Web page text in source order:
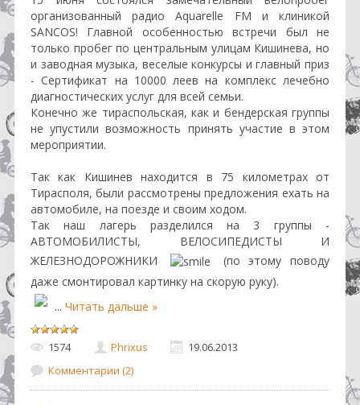
организованный радио Aquarelle FM и клиникой
SANCOS! Главной особенностью встречи был не
только пробег по центральным улицам Кишинева, но
и заводная музыка, веселые конкурсы и главный приз
- Сертификат на 10000 леев на комплекс лечебно
диагностических услуг для всей семьи.
Конечно же тираспольская, как и бендерская группы
не упустили возможность принять участие в этом
мероприятии.
Так как Кишинев находится в 75 километрах от
Тирасполя, были рассмотрены предложения ехать на
автомобиле, на поезде и своим ходом.
Так наш лагерь разделился на 3 группы -
АВТОМОБИЛИСТЫ, ВЕЛОСИПЕДИСТЫ И
ЖЕЛЕЗНОДОРОЖНИКИ
(по этому поводу
даже смонтировал картинку на скорую руку).
... Читать дальше »
1574 Phrixus
19.06.2013
Комментарии (2)